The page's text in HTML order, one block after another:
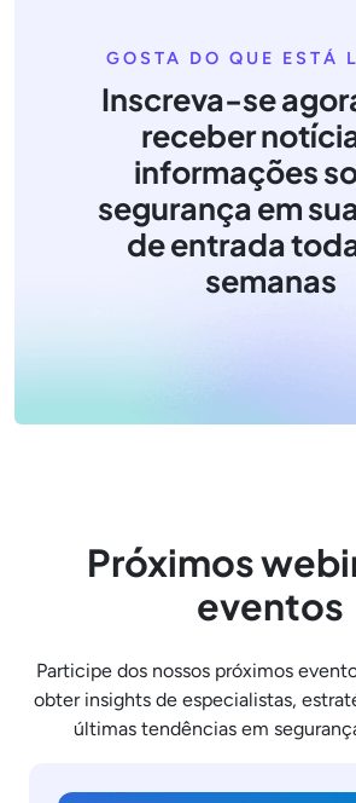
GOSTA DO QUE ESTÁ
Inscreva-se
receber
informações
segurança em
de entrada
semanas
Próximos
eventos
Participe dos nossos próximos
obter insights de especialistas,
últimas tendências em